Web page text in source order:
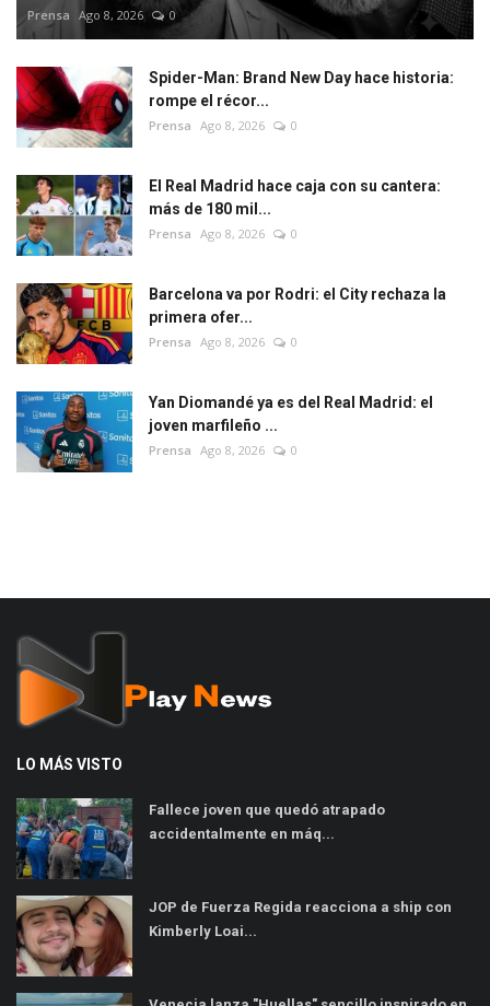
Prensa Ago 8, 2026 0
Spider-Man: Brand New Day hace historia:
rompe el récor...
Prensa Ago 8, 2026 0
El Real Madrid hace caja con su cantera:
más de 180 mil...
Prensa Ago 8, 2026 0
Barcelona va por Rodri: el City rechaza la
primera ofer...
Prensa Ago 8, 2026 0
Yan Diomandé ya es del Real Madrid: el
joven marfileño ...
Prensa Ago 8, 2026 0
LO MÁS VISTO
Fallece joven que quedó atrapado
accidentalmente en máq...
JOP de Fuerza Regida reacciona a ship con
Kimberly Loai...